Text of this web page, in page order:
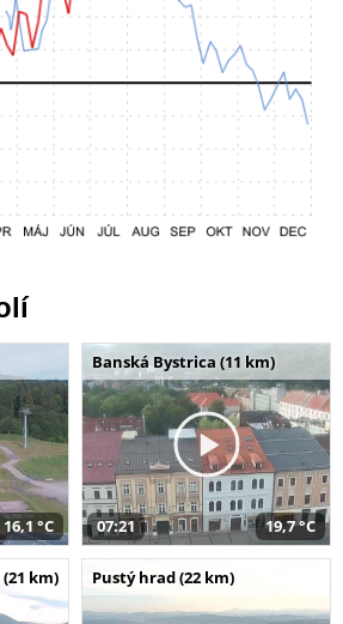
16,1 °C
Banská Bystrica (11 km)
07:21 19,7 °C
km) Pustý hrad (22 km)